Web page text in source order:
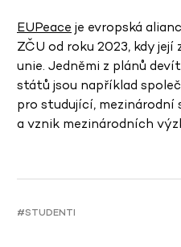
EUPeace je evropská
ZČU od roku 2023, kdy
unie. Jedněmi z plánů
států jsou například
pro studující, mezinárodní
a vznik mezinárodních
#STUDENTI